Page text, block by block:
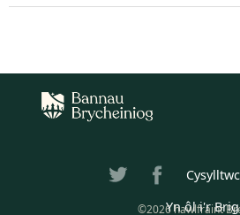
Yn ôl i'r Brig
©2026 hawlfraint